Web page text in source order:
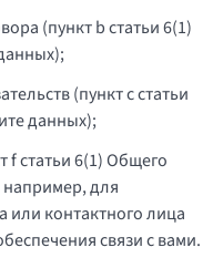
(пункт b статьи 6(1)
(пункт c статьи
данных);
f статьи 6(1) Общего
для
или контактного лица
связи с вами.